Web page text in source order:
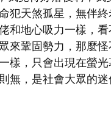
犯天煞孤星，無伴
和地心吸力一樣，
來鞏固勢力，那麼
樣，只會出現在螢
無，是社會大眾的